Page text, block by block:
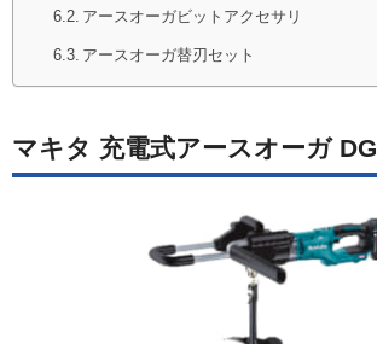
アースオーガビットアクセサリ
アースオーガ替刃セット
マキタ 充電式アースオーガ